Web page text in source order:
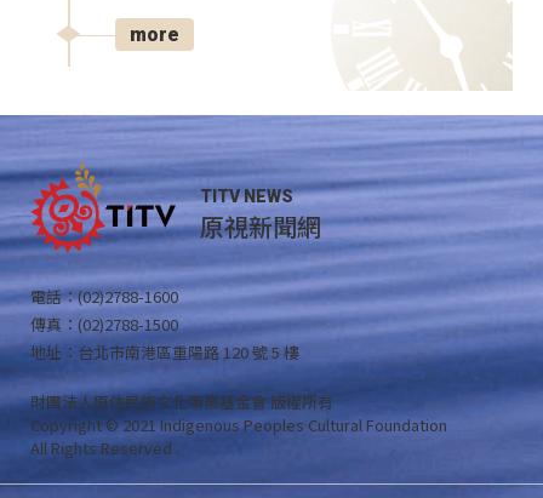
more
TITV NEWS
原視新聞網
電話：(02)2788-1600
傳真：(02)2788-1500
地址：台北市南港區重陽路 120 號 5 樓
財團法人原住民族文化事業基金會 版權所有
Copyright © 2021 Indigenous Peoples Cultural Foundation
All Rights Reserved .